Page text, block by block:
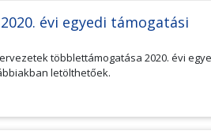
évi egyedi támogatási
többlettámogatása 2020. évi
letölthetőek.